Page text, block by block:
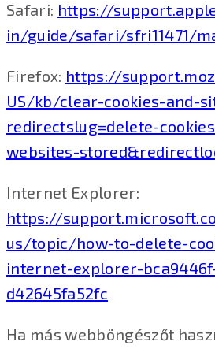
Safari: https://
in/guide/safari/sfri11471/
Firefox: https://
US/kb/clear-cookies-and-
redirectslug=delete-
websites-
Internet Explorer:
https://
us/topic/how-to-delete-
internet-explorer-
d42645fa52fc
Ha más webböngészőt